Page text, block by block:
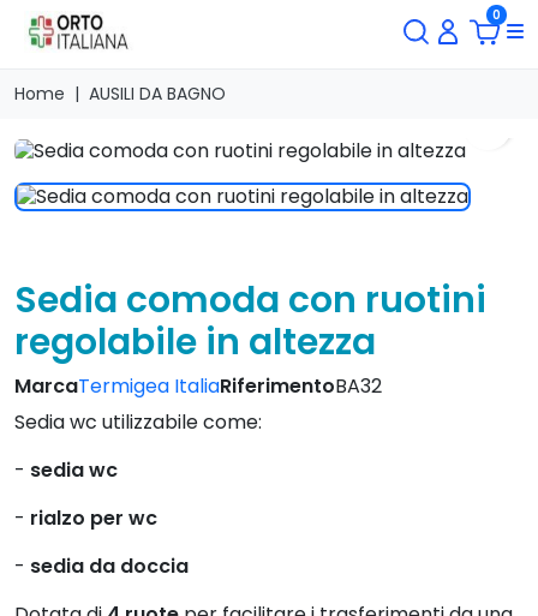
0
Home AUSILI DA BAGNO
Sedia comoda con ruotini
regolabile in altezza
MarcaTermigea ItaliaRiferimentoBA32
Sedia wc utilizzabile come:
- sedia wc
- rialzo per wc
- sedia da doccia